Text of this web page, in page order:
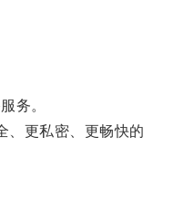
务。
更私密、更畅快的